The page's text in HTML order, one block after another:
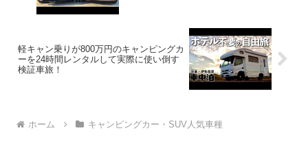
軽キャン乗りが800万円のキャンピングカ
ーを24時間レンタルして実際に使い倒す
検証車旅！
ホーム キャンピングカー・SUV人気車種